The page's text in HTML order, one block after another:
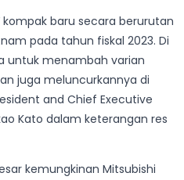
kompak baru secara berurutan
pada tahun fiskal 2023. Di
untuk menambah varian
juga meluncurkannya di
and Chief Executive
Kato dalam keterangan res
kemungkinan Mitsubishi